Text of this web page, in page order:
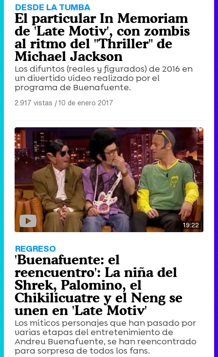
DESDE LA TUMBA
El particular In Memoriam
de 'Late Motiv', con zombis
al ritmo del "Thriller" de
Michael Jackson
Los difuntos (reales y figurados) de 2016 en
un divertido vídeo realizado por el
programa de Buenafuente.
2.917 vistas |10 de enero 2017
19:22
REGRESO
'Buenafuente: el
reencuentro': La niña del
Shrek, Palomino, el
Chikilicuatre y el Neng se
unen en 'Late Motiv'
Los míticos personajes que han pasado por
varias etapas del entretenimiento de
Andreu Buenafuente, se han reencontrado
para sorpresa de todos los fans.